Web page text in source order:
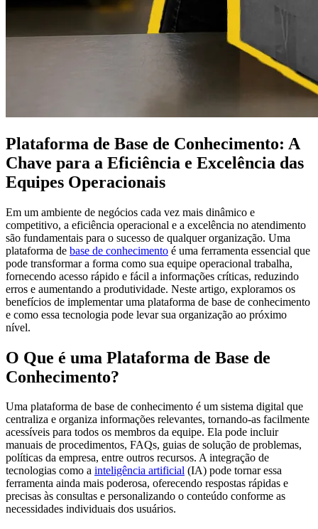
Plataforma de Base de Conhecimento: A
Chave para a Eficiência e Excelência das
Equipes Operacionais
Em um ambiente de negócios cada vez mais dinâmico e
competitivo, a eficiência operacional e a excelência no atendimento
são fundamentais para o sucesso de qualquer organização. Uma
plataforma de base de conhecimento é uma ferramenta essencial que
pode transformar a forma como sua equipe operacional trabalha,
fornecendo acesso rápido e fácil a informações críticas, reduzindo
erros e aumentando a produtividade. Neste artigo, exploramos os
benefícios de implementar uma plataforma de base de conhecimento
e como essa tecnologia pode levar sua organização ao próximo
nível.
O Que é uma Plataforma de Base de
Conhecimento?
Uma plataforma de base de conhecimento é um sistema digital que
centraliza e organiza informações relevantes, tornando-as facilmente
acessíveis para todos os membros da equipe. Ela pode incluir
manuais de procedimentos, FAQs, guias de solução de problemas,
políticas da empresa, entre outros recursos. A integração de
tecnologias como a inteligência artificial (IA) pode tornar essa
ferramenta ainda mais poderosa, oferecendo respostas rápidas e
precisas às consultas e personalizando o conteúdo conforme as
necessidades individuais dos usuários.